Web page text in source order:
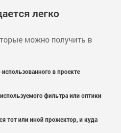
легко
можно получить в
в проекте
фильтра или оптики
тот или иной прожектор, и куда